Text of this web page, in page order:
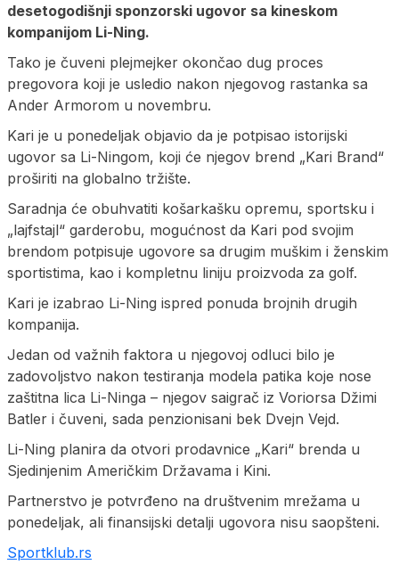
desetogodišnji sponzorski ugovor sa kineskom
kompanijom Li-Ning.
Tako je čuveni plejmejker okončao dug proces
pregovora koji je usledio nakon njegovog rastanka sa
Ander Armorom u novembru.
Kari je u ponedeljak objavio da je potpisao istorijski
ugovor sa Li-Ningom, koji će njegov brend „Kari Brand“
proširiti na globalno tržište.
Saradnja će obuhvatiti košarkašku opremu, sportsku i
„lajfstajl“ garderobu, mogućnost da Kari pod svojim
brendom potpisuje ugovore sa drugim muškim i ženskim
sportistima, kao i kompletnu liniju proizvoda za golf.
Kari je izabrao Li-Ning ispred ponuda brojnih drugih
kompanija.
Jedan od važnih faktora u njegovoj odluci bilo je
zadovoljstvo nakon testiranja modela patika koje nose
zaštitna lica Li-Ninga – njegov saigrač iz Voriorsa Džimi
Batler i čuveni, sada penzionisani bek Dvejn Vejd.
Li-Ning planira da otvori prodavnice „Kari“ brenda u
Sjedinjenim Američkim Državama i Kini.
Partnerstvo je potvrđeno na društvenim mrežama u
ponedeljak, ali finansijski detalji ugovora nisu saopšteni.
Sportklub.rs